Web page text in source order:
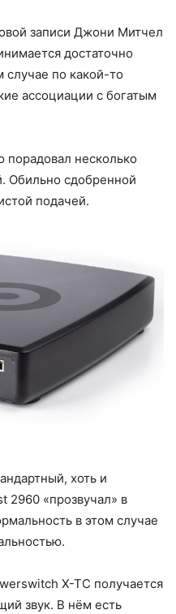
записи Джони Митчел
достаточно
по какой-то
ассоциации с богатым
несколько
Обильно сдобренной
подачей.
хоть и
2960 «прозвучал» в
в этом случае
X-TC получается
звук. В нём есть